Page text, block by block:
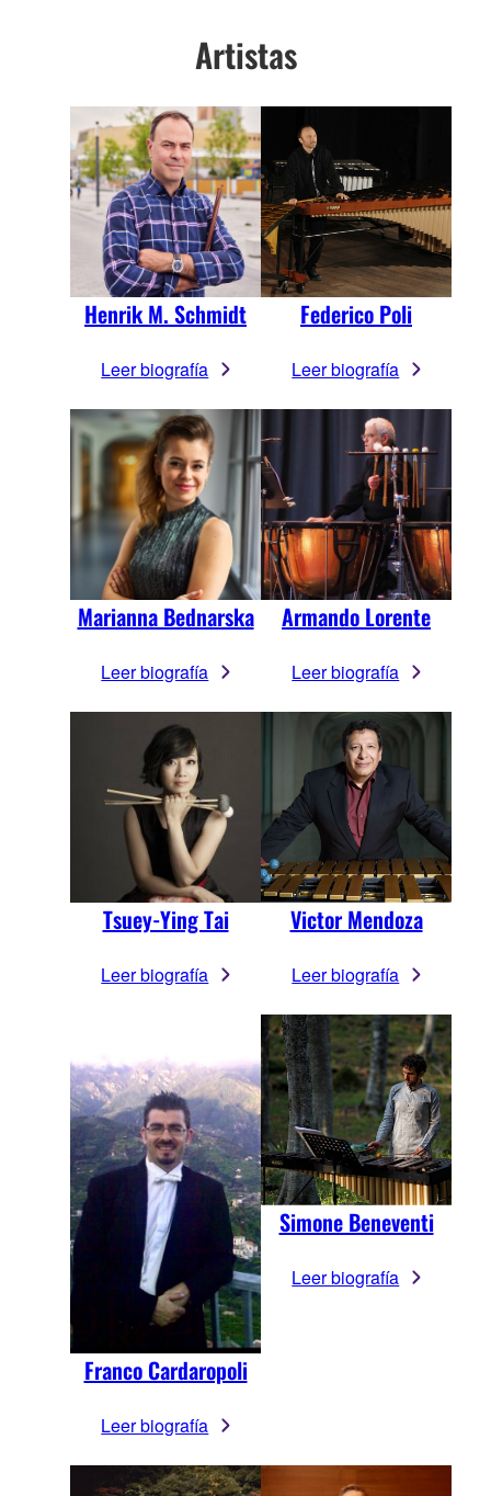
Artistas
Henrik M. Schmidt
Leer biografía
Federico Poli
Leer biografía
Marianna Bednarska
Leer biografía
Armando Lorente
Leer biografía
Tsuey-Ying Tai
Leer biografía
Victor Mendoza
Leer biografía
Franco Cardaropoli
Leer biografía
Simone Beneventi
Leer biografía